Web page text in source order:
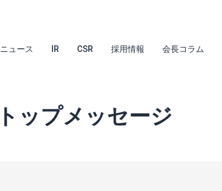
ニュース IR CSR 採用情報 会長コラム
トップメッセージ